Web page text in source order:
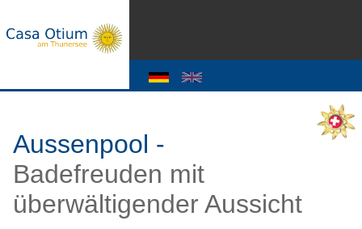
Aussenpool -
Badefreuden mit
überwältigender Aussicht